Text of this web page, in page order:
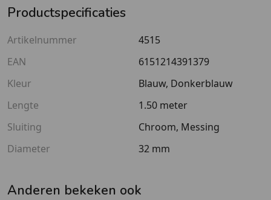
Productspecificaties
Artikelnummer
4515
EAN
6151214391379
Kleur
Blauw, Donkerblauw
Lengte
1.50 meter
Sluiting
Chroom, Messing
Diameter
32 mm
Anderen bekeken ook